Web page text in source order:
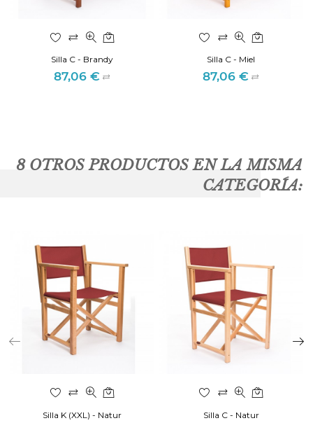
Silla C - Brandy
Precio
87,06 €
Silla C - Miel
Precio
87,06 €
8 OTROS PRODUCTOS EN LA MISMA
CATEGORÍA:
Silla K (XXL) - Natur
Silla C - Natur